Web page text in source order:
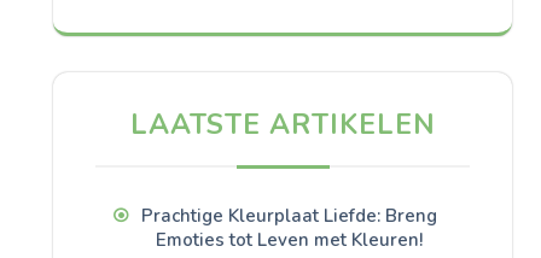
LAATSTE ARTIKELEN
Prachtige Kleurplaat Liefde: Breng
Emoties tot Leven met Kleuren!